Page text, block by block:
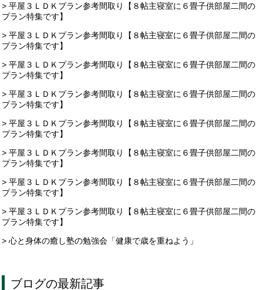
> 平屋３ＬＤＫプラン参考間取り【８帖主寝室に６畳子供部屋二間の
プラン特集です】
> 平屋３ＬＤＫプラン参考間取り【８帖主寝室に６畳子供部屋二間の
プラン特集です】
> 平屋３ＬＤＫプラン参考間取り【８帖主寝室に６畳子供部屋二間の
プラン特集です】
> 平屋３ＬＤＫプラン参考間取り【８帖主寝室に６畳子供部屋二間の
プラン特集です】
> 平屋３ＬＤＫプラン参考間取り【８帖主寝室に６畳子供部屋二間の
プラン特集です】
> 平屋３ＬＤＫプラン参考間取り【８帖主寝室に６畳子供部屋二間の
プラン特集です】
> 平屋３ＬＤＫプラン参考間取り【８帖主寝室に６畳子供部屋二間の
プラン特集です】
> 平屋３ＬＤＫプラン参考間取り【８帖主寝室に６畳子供部屋二間の
プラン特集です】
> 心と身体の癒し塾の勉強会「健康で歳を重ねよう」
ブログの最新記事